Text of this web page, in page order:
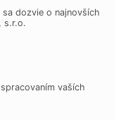
dozvie o najnovších
s.r.o.
vaších